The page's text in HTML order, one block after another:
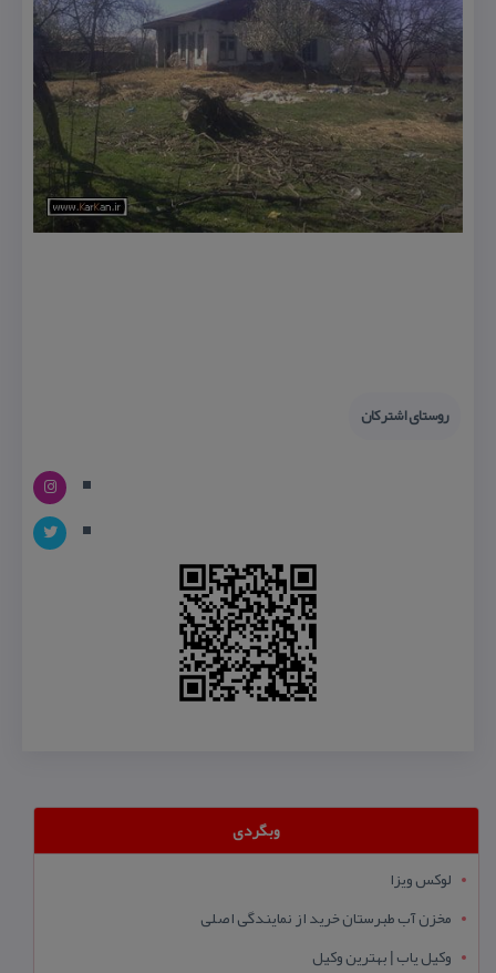
روستای اشتركان
وبگردی
لوکس ویزا
مخزن آب طبرستان خرید از نمایندگی اصلی
وکیل یاب | بهترین وکیل